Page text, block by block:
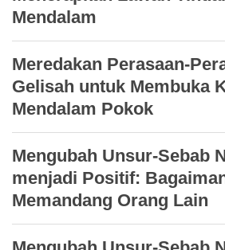
Mendalam
Meredakan Perasaan-
Gelisah untuk Membuka
Mendalam Pokok
Mengubah Unsur-Sebab
menjadi Positif:
Memandang Orang Lain